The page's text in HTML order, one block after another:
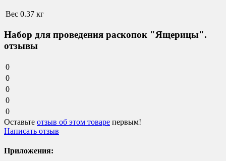
Вес 0.37 кг
Набор для проведения раскопок "Ящерицы".
отзывы
0
0
0
0
0
Оставьте отзыв об этом товаре первым!
Написать отзыв
Приложения: